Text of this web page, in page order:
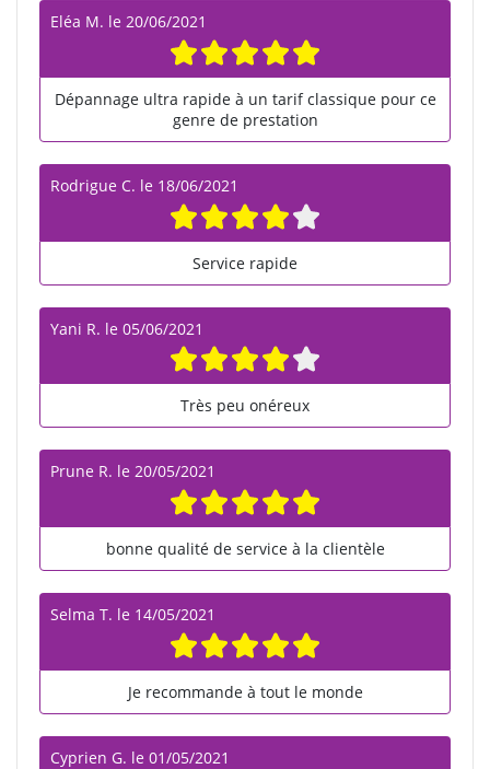
Eléa M. le 20/06/2021
Dépannage ultra rapide à un tarif classique pour ce
genre de prestation
Rodrigue C. le 18/06/2021
Service rapide
Yani R. le 05/06/2021
Très peu onéreux
Prune R. le 20/05/2021
bonne qualité de service à la clientèle
Selma T. le 14/05/2021
Je recommande à tout le monde
Cyprien G. le 01/05/2021